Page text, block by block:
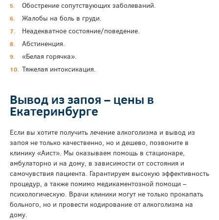
Обострение сопутствующих заболеваний.
Жалобы на боль в груди.
Неадекватное состояние/поведение.
Абстиненция.
«Белая горячка».
Тяжелая интоксикация.
Вывод из запоя – цены в
Екатеринбурге
Если вы хотите получить лечение алкоголизма и вывод из
запоя не только качественно, но и дешево, позвоните в
клинику «Аист». Мы оказываем помощь в стационаре,
амбулаторно и на дому, в зависимости от состояния и
самочувствия пациента. Гарантируем высокую эффективность
процедур, а также помимо медикаментозной помощи –
психологическую. Врачи клиники могут не только прокапать
больного, но и провести кодирование от алкоголизма на
дому.